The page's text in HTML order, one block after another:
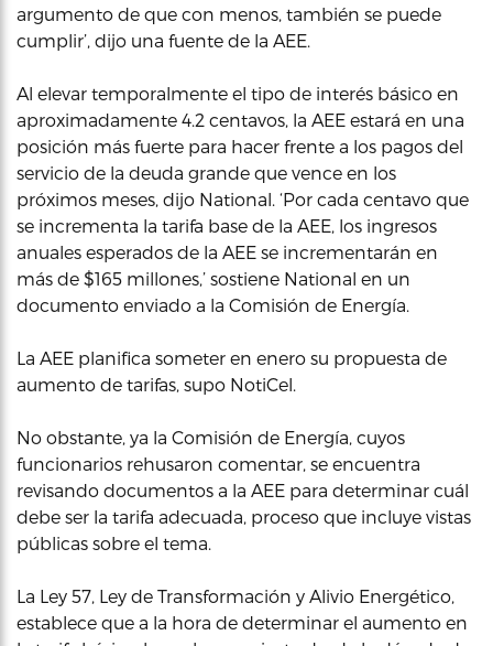
argumento de que con menos, también se puede
cumplir’, dijo una fuente de la AEE.
Al elevar temporalmente el tipo de interés básico en
aproximadamente 4.2 centavos, la AEE estará en una
posición más fuerte para hacer frente a los pagos del
servicio de la deuda grande que vence en los
próximos meses, dijo National. ‘Por cada centavo que
se incrementa la tarifa base de la AEE, los ingresos
anuales esperados de la AEE se incrementarán en
más de $165 millones,’ sostiene National en un
documento enviado a la Comisión de Energía.
La AEE planifica someter en enero su propuesta de
aumento de tarifas, supo NotiCel.
No obstante, ya la Comisión de Energía, cuyos
funcionarios rehusaron comentar, se encuentra
revisando documentos a la AEE para determinar cuál
debe ser la tarifa adecuada, proceso que incluye vistas
públicas sobre el tema.
La Ley 57, Ley de Transformación y Alivio Energético,
establece que a la hora de determinar el aumento en